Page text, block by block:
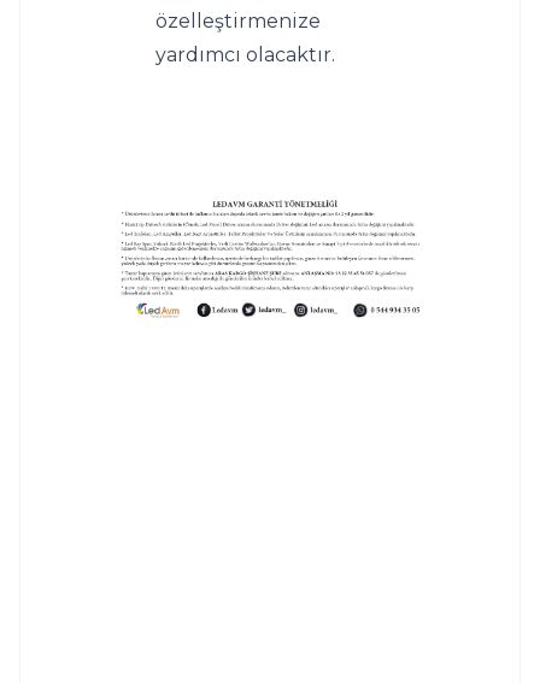
özelleştirmenize
yardımcı olacaktır.